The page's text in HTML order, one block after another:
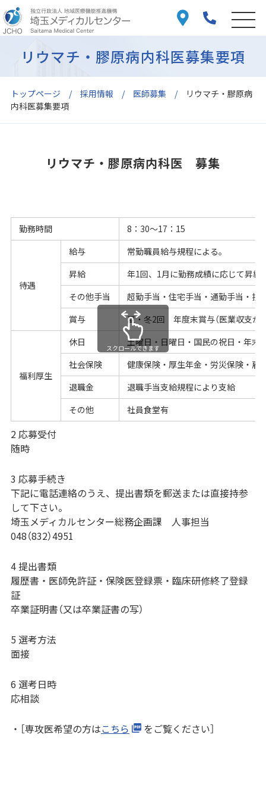
トップページ 採用情報 医師募集
リウマチ・膠原病
内科医募集要項
リウマチ・膠原病内科医募集要項
リウマチ・膠原病内科医 募集
勤務時間 8：30～17：15
待遇
給与
常勤職員給与規程による。
昇給
年1回、1月に勤務成績に応じて昇給
その他手当
超勤手当・住宅手当・通勤手当・扶
賞与
夏・冬2回 年度末賞与（医業収支が
福利厚生
休日
土曜日・日曜日・国民の祝日・年末
社会保険
健康保険・厚生年金・労災保険・雇
退職金
退職手当支給規程により支給
その他
社員食堂有
スクロールできます
2 応募受付
随時
3 応募手続き
下記に電話連絡のうえ、提出書類を郵送または直接持参
して下さい。
埼玉メディカルセンター総務企画課 人事担当
048（832）4951
4 提出書類
履歴書・医師免許証・保険医登録票・臨床研修終了登録
証
卒業証明書（又は卒業証書の写）
5 選考方法
面接
6 選考日時
応相談
・［専攻医希望の方はこちら をご覧ください］